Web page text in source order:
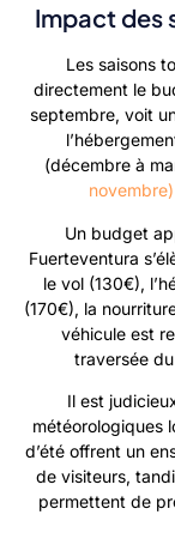
Impact des
Les saisons
directement le
septembre, voit
(décembre à
novembre)
Un budget
Fuerteventura
le vol (130€),
(170€), la
véhicule est
traversée
Il est
météorologiques
d’été offrent un
de visiteurs,
permettent de